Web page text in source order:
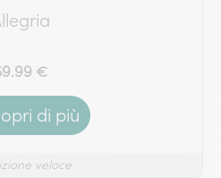
€
di più
veloce